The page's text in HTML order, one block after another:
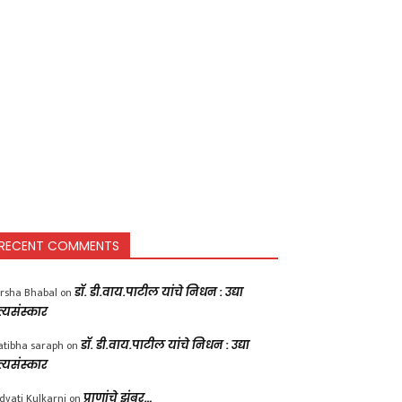
COMMENTS
Bhabal on डॉ. डी.वाय.पाटील यांचे निधन : उद्या
saraph on डॉ. डी.वाय.पाटील यांचे निधन : उद्या
प्राणांचे झुंबर…